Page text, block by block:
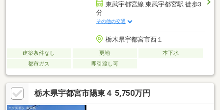
東武宇都宮線 東武宇都宮駅 徒歩3
分
その他の交通
栃木県宇都宮市西１
建築条件なし 更地
本下水
都市ガス
即引渡し可
栃木県宇都宮市陽東４ 5,750万円